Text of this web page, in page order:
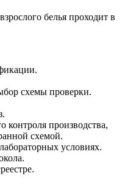
белья проходит в
схемы проверки.
контроля производства,
схемой.
условиях.